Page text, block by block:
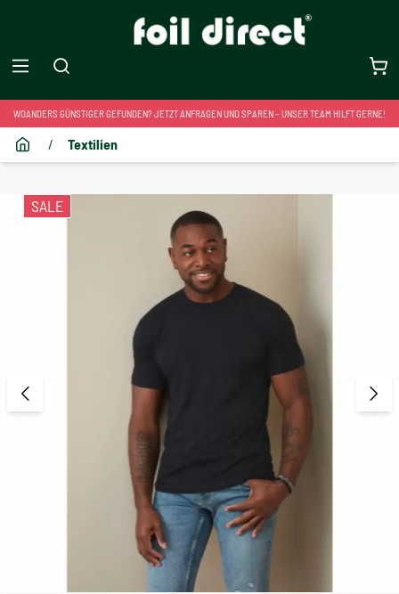
WOANDERS GÜNSTIGER GEFUNDEN? JETZT ANFRAGEN UND SPAREN – UNSER TEAM HILFT GERNE!
/ Textilien
SALE